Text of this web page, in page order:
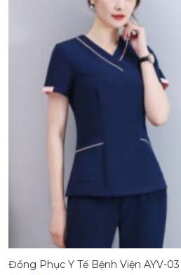
Đồng Phục Y Tế Bệnh Viện AYV-03